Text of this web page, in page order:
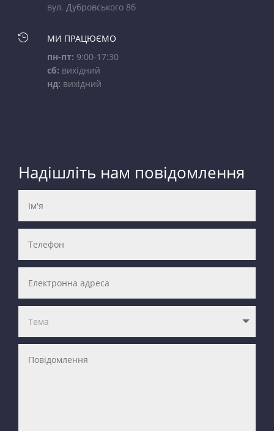
вул. Дубровського 8б

МИ ПРАЦЮЄМО
пн-пт: 9:00-17:30
сб: вихідний
нд: вихідний
Надішліть нам повідомлення